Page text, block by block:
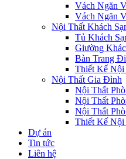
Vách Ngăn
Vách Ngăn
Nội Thất Khách
Tủ Khách
Giường
Bàn Trang
Thiết Kế Nội
Nội Thất Gia Đình
Nội Thất
Nội Thất
Nội Thất
Thiết Kế
Dự án
Tin tức
Liên hệ